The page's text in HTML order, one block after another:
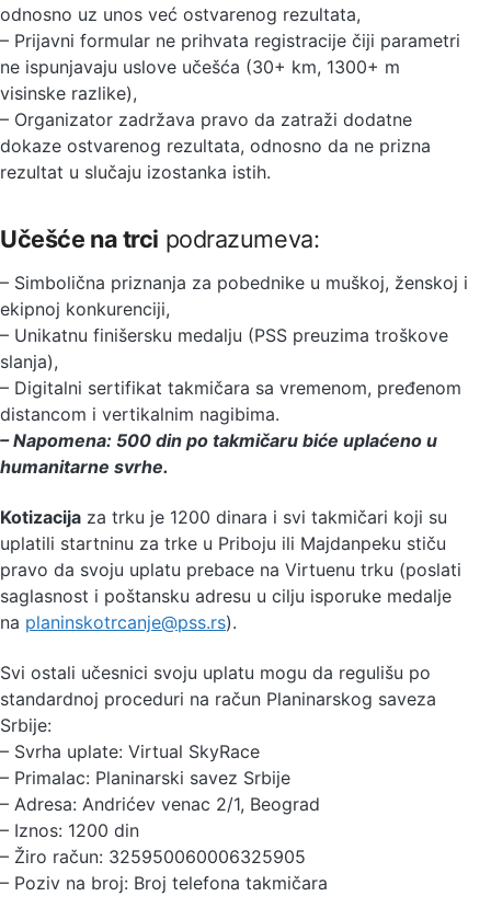
odnosno uz unos već ostvarenog rezultata,
– Prijavni formular ne prihvata registracije čiji parametri
ne ispunjavaju uslove učešća (30+ km, 1300+ m
visinske razlike),
– Organizator zadržava pravo da zatraži dodatne
dokaze ostvarenog rezultata, odnosno da ne prizna
rezultat u slučaju izostanka istih.
Učešće na trci podrazumeva:
– Simbolična priznanja za pobednike u muškoj, ženskoj i
ekipnoj konkurenciji,
– Unikatnu finišersku medalju (PSS preuzima troškove
slanja),
– Digitalni sertifikat takmičara sa vremenom, pređenom
distancom i vertikalnim nagibima.
– Napomena: 500 din po takmičaru biće uplaćeno u
humanitarne svrhe.
Kotizacija za trku je 1200 dinara i svi takmičari koji su
uplatili startninu za trke u Priboju ili Majdanpeku stiču
pravo da svoju uplatu prebace na Virtuenu trku (poslati
saglasnost i poštansku adresu u cilju isporuke medalje
na planinskotrcanje@pss.rs).
Svi ostali učesnici svoju uplatu mogu da regulišu po
standardnoj proceduri na račun Planinarskog saveza
Srbije:
– Svrha uplate: Virtual SkyRace
– Primalac: Planinarski savez Srbije
– Adresa: Andrićev venac 2/1, Beograd
– Iznos: 1200 din
– Žiro račun: 325950060006325905
– Poziv na broj: Broj telefona takmičara